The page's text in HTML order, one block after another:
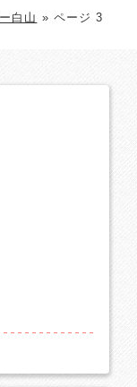
白山 » ページ 3